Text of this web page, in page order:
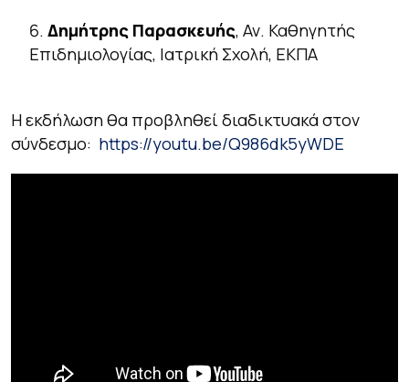
Δημήτρης Παρασκευής, Αν. Καθηγητής
Επιδημιολογίας, Ιατρική Σχολή, ΕΚΠΑ
H εκδήλωση θα προβληθεί διαδικτυακά στον
σύνδεσμο: https://youtu.be/Q986dk5yWDE